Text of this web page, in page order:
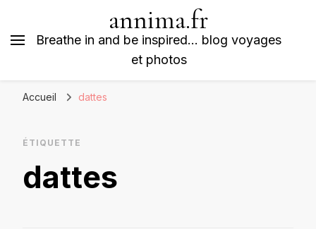
annima.fr
Breathe in and be inspired… blog voyages
et photos
Accueil dattes
ÉTIQUETTE
dattes